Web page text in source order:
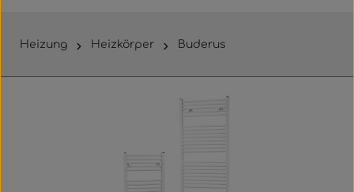
Heizung Heizkörper Buderus